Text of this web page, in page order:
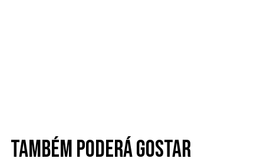
Também poderá gostar